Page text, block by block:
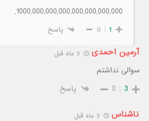
1000,000,000,000,000,000,000,000,
1
0 پاسخ
آرمین احمدی
سوالی نداشتم
3
0 پاسخ
ناشناس 3 ماه قبل